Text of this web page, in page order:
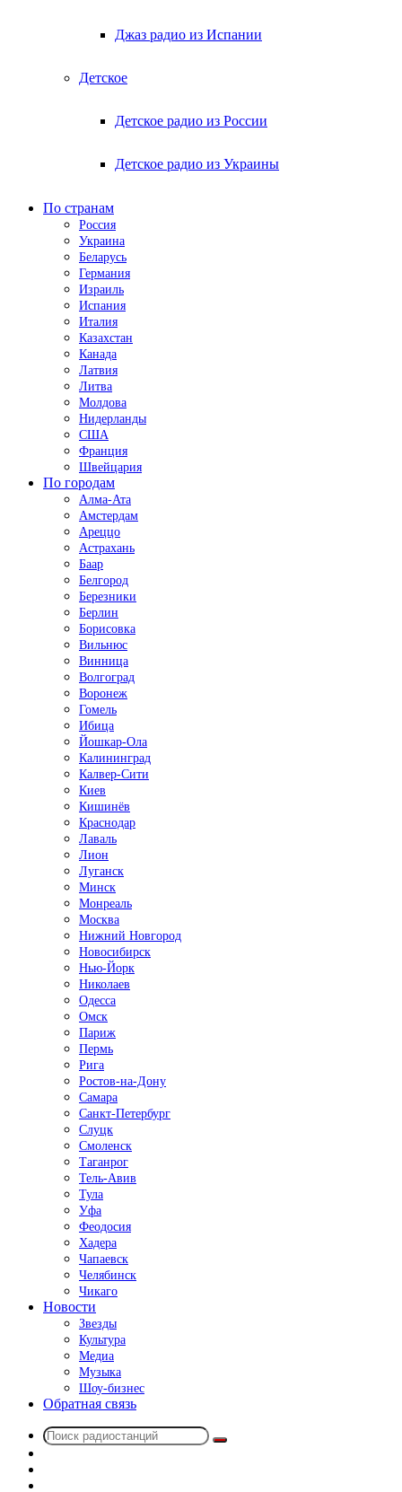
Джаз радио из Испании
Детское
Детское радио из России
Детское радио из Украины
По странам
Россия
Украина
Беларусь
Германия
Израиль
Испания
Италия
Казахстан
Канада
Латвия
Литва
Молдова
Нидерланды
США
Франция
Швейцария
По городам
Алма-Ата
Амстердам
Ареццо
Астрахань
Баар
Белгород
Березники
Берлин
Борисовка
Вильнюс
Винница
Волгоград
Воронеж
Гомель
Ибица
Йошкар-Ола
Калининград
Калвер-Сити
Киев
Кишинёв
Краснодар
Лаваль
Лион
Луганск
Минск
Монреаль
Москва
Нижний Новгород
Новосибирск
Нью-Йорк
Николаев
Одесса
Омск
Париж
Пермь
Рига
Ростов-на-Дону
Самара
Санкт-Петербург
Слуцк
Смоленск
Таганрог
Тель-Авив
Тула
Уфа
Феодосия
Хадера
Чапаевск
Челябинск
Чикаго
Новости
Звезды
Культура
Медиа
Музыка
Шоу-бизнес
Обратная связь
Поиск